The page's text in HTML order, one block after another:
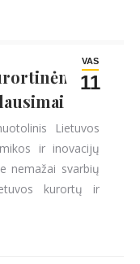
VAS
11
Lietuvos
ir inovacijų
nemažai svarbių
kurortų ir